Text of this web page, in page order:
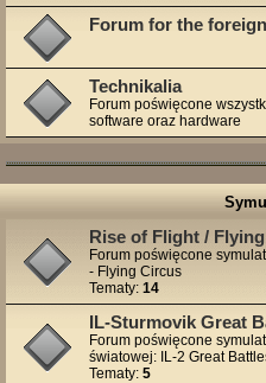
Forum for the
Technikalia
Forum poświęcone
software oraz hardware
Rise of Flight /
Forum poświęcone
- Flying Circus
Tematy: 14
IL-Sturmovik Great
Forum poświęcone
światowej: IL-2 Great
Tematy: 5